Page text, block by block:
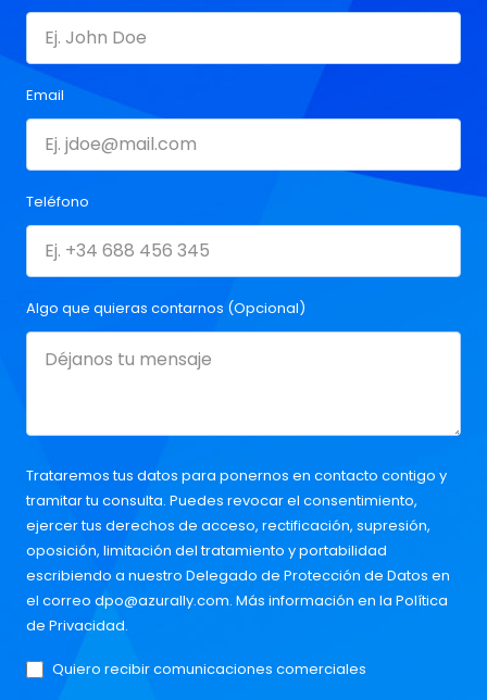
Email
Teléfono
Algo que quieras contarnos (Opcional)
Trataremos tus datos para ponernos en contacto contigo y
tramitar tu consulta. Puedes revocar el consentimiento,
ejercer tus derechos de acceso, rectificación, supresión,
oposición, limitación del tratamiento y portabilidad
escribiendo a nuestro Delegado de Protección de Datos en
el correo dpo@azurally.com. Más información en la Política
de Privacidad.
Quiero recibir comunicaciones comerciales